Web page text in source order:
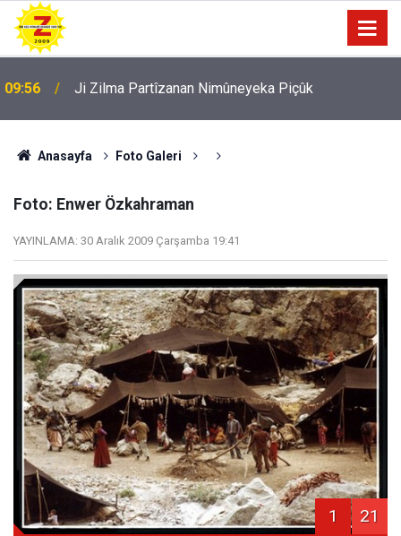
09:56 Ji Zilma Partîzanan Nimûneyeka Piçûk
Anasayfa Foto Galeri
Foto: Enwer Özkahraman
YAYINLAMA: 30 Aralık 2009 Çarşamba 19:41
1 21